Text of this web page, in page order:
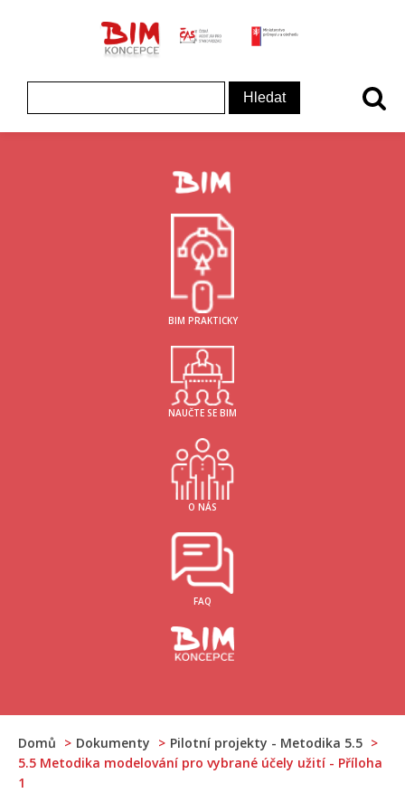
Koncepce BIM - logo
ČAS - logo
BIM PRAKTICKY
NAUČTE SE BIM
O NÁS
FAQ
Domů Dokumenty
Pilotní projekty - Metodika 5.5
5.5 Metodika modelování pro vybrané účely užití - Příloha
1